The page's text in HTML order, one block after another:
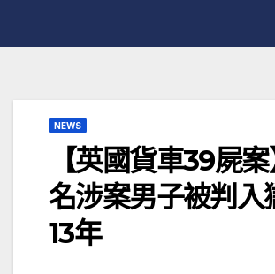
NEWS
【英國貨車39屍
名涉案男子被判入
13年